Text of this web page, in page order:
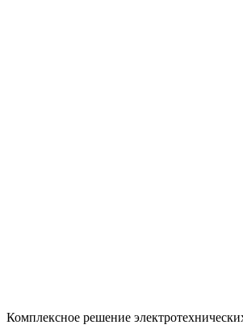
Комплексное решение